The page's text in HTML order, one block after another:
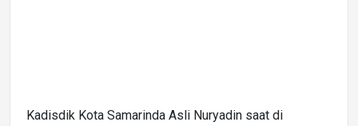
Kadisdik Kota Samarinda Asli Nuryadin saat di